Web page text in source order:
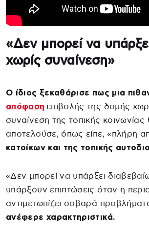
«Δεν μπορεί να
χωρίς συναίνεση»
Ο ίδιος ξεκαθάρισε πως μια
απόφαση επιβολής της δομής
συναίνεση της τοπικής κοινωνίας
αποτελούσε, όπως είπε, «πλήρη
κατοίκων και της τοπικής
«Δεν μπορεί να υπάρξει
υπάρξουν επιπτώσεις όταν η
αντιμετωπίζει σοβαρά
ανέφερε χαρακτηριστικά.